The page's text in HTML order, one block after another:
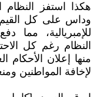
هكذا استفز
وداس على كل القيم
للإمبريالية، مما
النظام رغم كل
منها إعلان الأحكام
لإخافة المواطنين